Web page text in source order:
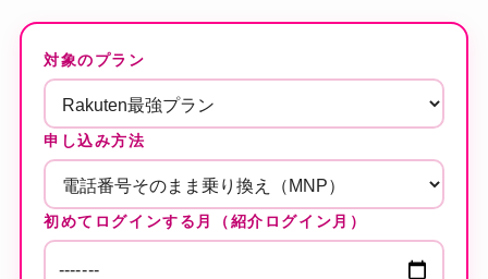
対象のプラン
申し込み方法
初めてログインする月（紹介ログイン月）